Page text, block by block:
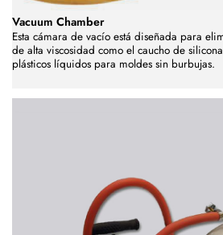
Vacuum Chamber
Esta cámara de vacío está diseñada para
de alta viscosidad como el caucho de
plásticos líquidos para moldes sin burbujas.